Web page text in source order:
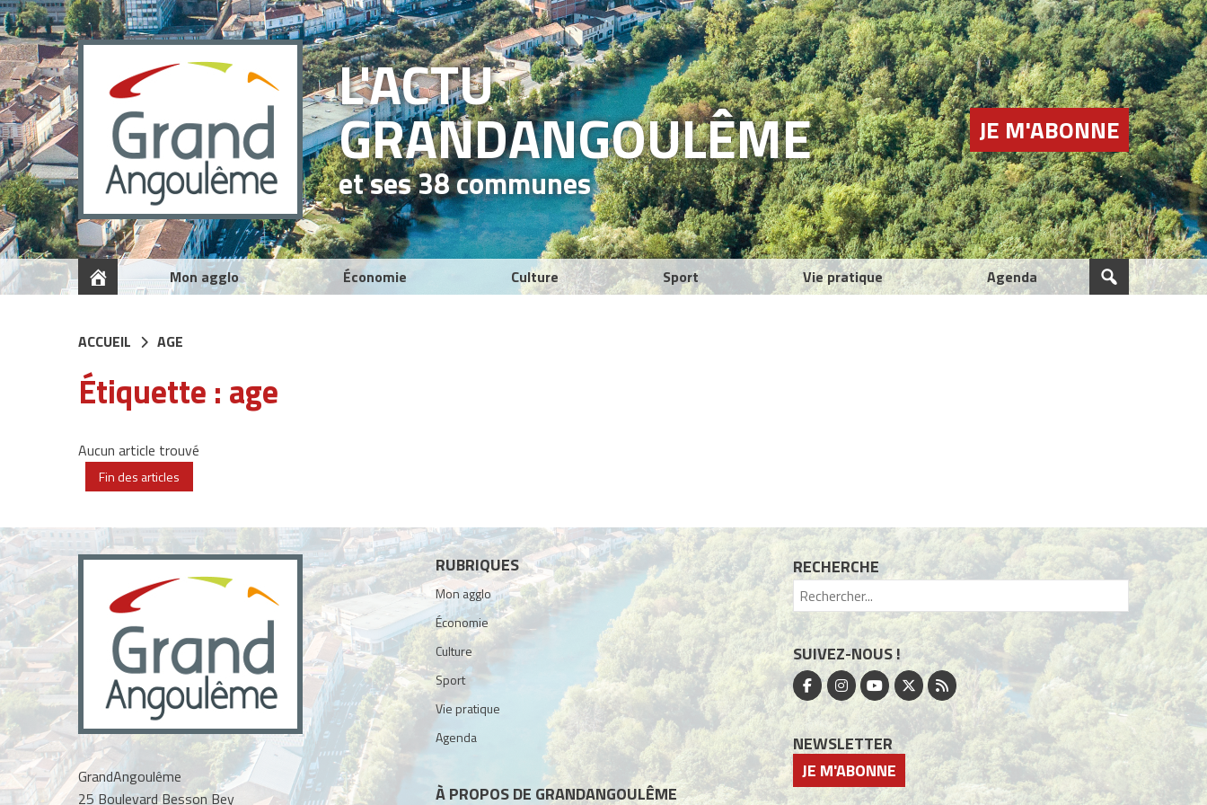
L'ACTU
GRANDANGOULÊME
et ses 38 communes
JE M'ABONNE
Mon agglo Économie Culture Sport Vie pratique Agenda
ACCUEIL AGE
Étiquette : age
Aucun article trouvé
Fin des articles
GrandAngoulême
25 Boulevard Besson Bey
RUBRIQUES
Mon agglo
Économie
Culture
Sport
Vie pratique
Agenda
À PROPOS DE GRANDANGOULÊME
RECHERCHE
SUIVEZ-NOUS !
NEWSLETTER
JE M'ABONNE
Panneau de gestion des cookies